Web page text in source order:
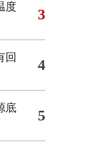
度 3
回
4
底
5